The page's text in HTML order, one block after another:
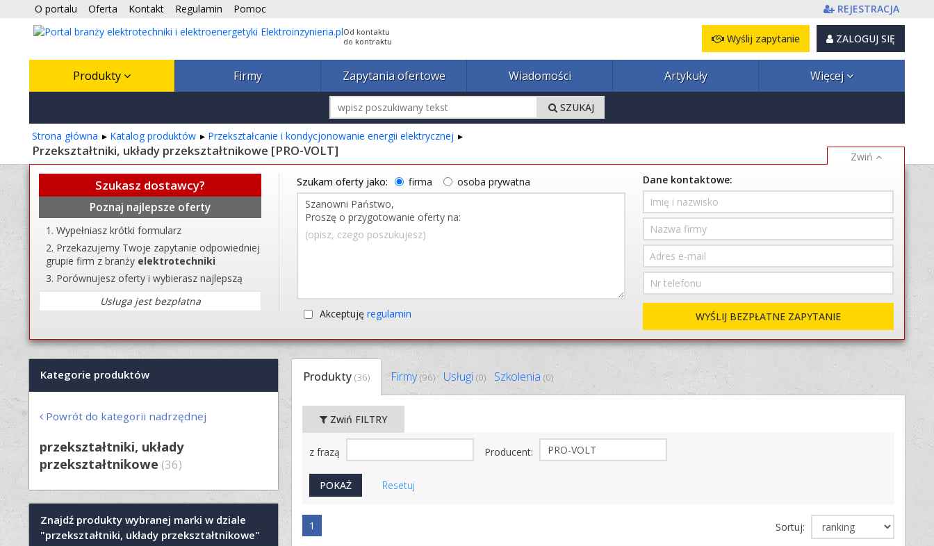
O portalu Oferta Kontakt Regulamin Pomoc REJESTRACJA
Od kontaktu
do kontraktu
ZALOGUJ SIĘ
Wyślij zapytanie
Produkty Firmy Zapytania ofertowe Wiadomości Artykuły Więcej
SZUKAJ
Strona główna Katalog produktów Przekształcanie i kondycjonowanie energii elektrycznej
Przekształtniki, układy przekształtnikowe [PRO-VOLT]
Produkty (36) Firmy(96) Usługi (0) Szkolenia (0)
Zwiń FILTRY
z frazą Producent:
Resetuj
1 Sortuj:
Kategorie produktów
Powrót do kategorii nadrzędnej
przekształtniki, układy
przekształtnikowe (36)
Znajdź produkty wybranej marki w dziale
"przekształtniki, układy przekształtnikowe"
Szukasz dostawcy?
Poznaj najlepsze oferty
Wypełniasz krótki formularz
Przekazujemy Twoje zapytanie odpowiedniej
grupie firm z branży elektrotechniki
Porównujesz oferty i wybierasz najlepszą
Usługa jest bezpłatna
Szukam oferty jako: firma osoba prywatna
(opisz, czego poszukujesz)
Akceptuję regulamin
Dane kontaktowe:
WYŚLIJ BEZPŁATNE ZAPYTANIE